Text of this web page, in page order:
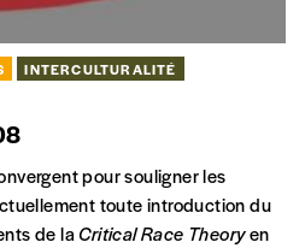
INTERCULTURALITÉ
pour souligner les
toute introduction du
de la Critical Race Theoryen